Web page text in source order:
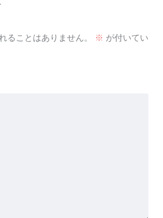
ることはありません。 ※ が付いてい